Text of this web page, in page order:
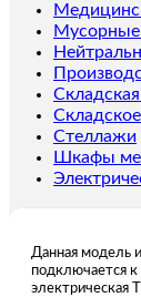
г/
п
20,0
т
12
м
Мусорные
Стеллажи
Шкафы
Данная модель
подключается
электрическая